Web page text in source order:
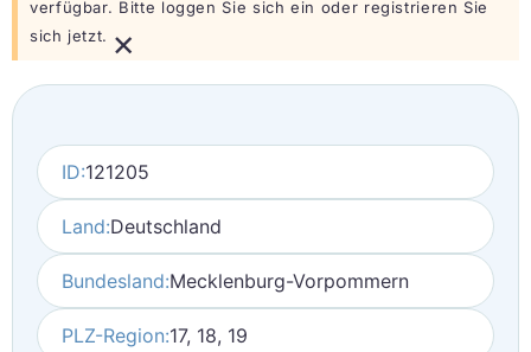
verfügbar. Bitte loggen Sie sich ein oder registrieren Sie
sich jetzt. ×
ID:121205
Land:Deutschland
Bundesland:Mecklenburg-Vorpommern
PLZ-Region:17, 18, 19